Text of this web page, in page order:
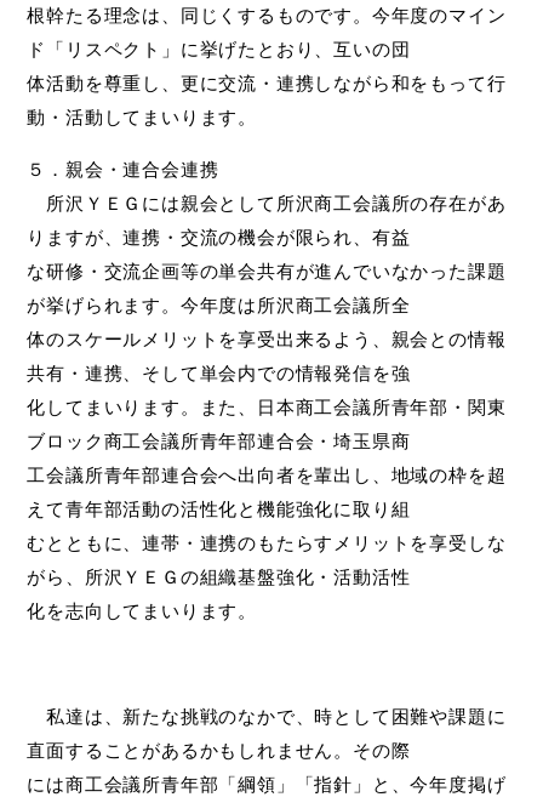
根幹たる理念は、同じくするものです。今年度のマイン
ド「リスペクト」に挙げたとおり、互いの団
体活動を尊重し、更に交流・連携しながら和をもって行
動・活動してまいります。
５．親会・連合会連携
所沢ＹＥＧには親会として所沢商工会議所の存在があ
りますが、連携・交流の機会が限られ、有益
な研修・交流企画等の単会共有が進んでいなかった課題
が挙げられます。今年度は所沢商工会議所全
体のスケールメリットを享受出来るよう、親会との情報
共有・連携、そして単会内での情報発信を強
化してまいります。また、日本商工会議所青年部・関東
ブロック商工会議所青年部連合会・埼玉県商
工会議所青年部連合会へ出向者を輩出し、地域の枠を超
えて青年部活動の活性化と機能強化に取り組
むとともに、連帯・連携のもたらすメリットを享受しな
がら、所沢ＹＥＧの組織基盤強化・活動活性
化を志向してまいります。
私達は、新たな挑戦のなかで、時として困難や課題に
直面することがあるかもしれません。その際
には商工会議所青年部「綱領」「指針」と、今年度掲げ